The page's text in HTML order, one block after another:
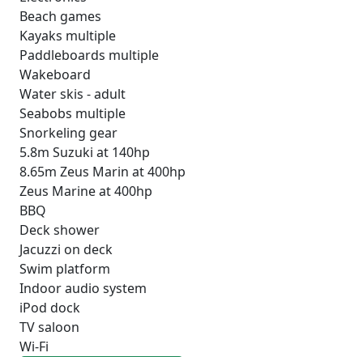
Beach games
Kayaks multiple
Paddleboards multiple
Wakeboard
Water skis - adult
Seabobs multiple
Snorkeling gear
5.8m Suzuki at 140hp
8.65m Zeus Marin at 400hp
Zeus Marine at 400hp
BBQ
Deck shower
Jacuzzi on deck
Swim platform
Indoor audio system
iPod dock
TV saloon
Wi-Fi